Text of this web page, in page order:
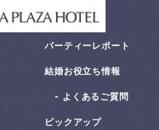
パーティーレポート
結婚お役⽴ち情報
よくあるご質問
ピックアップ